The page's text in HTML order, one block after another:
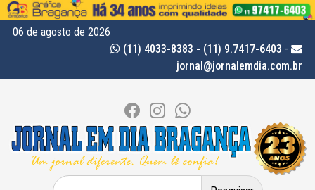
06 de agosto de 2026
(11) 4033-8383 - (11) 9.7417-6403 -
jornal@jornalemdia.com.br
Pesquisar